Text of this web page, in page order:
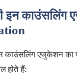
इन काउंसलिंग
काउंसलिंग एजुकेशन का
होते हैं: